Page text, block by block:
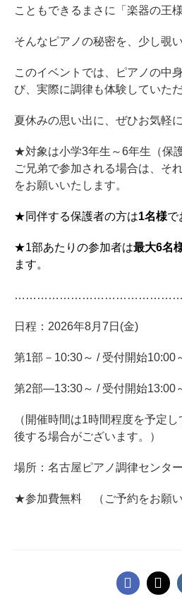
調律
修理
タッチ・音色の調整
ピアノクリーニングと引越し
ピアノレンタル
こともできるまさに「楽器の王様
そんなピアノの秘密を、少し覗
このイベントでは、ピアノの中
び、実際に調律も体験していただ
夏休みの思い出に、ぜひお気軽
★対象は小学3年生～6年生（保
ご兄弟で参加される場合は、そ
をお願いいたします。
★同伴する保護者の方は1名様で
★1部あたりの参加者は最大6名
ます。
日程：2026年8月7日(金)
第1部－10:30～ / 受付開始10:00
第2部―13:30～ / 受付開始13:00
（開催時間は1時間程度を予定
後する場合がございます。）
場所：名古屋ピアノ調律センタ
★参加費無料 （ご予約をお願い